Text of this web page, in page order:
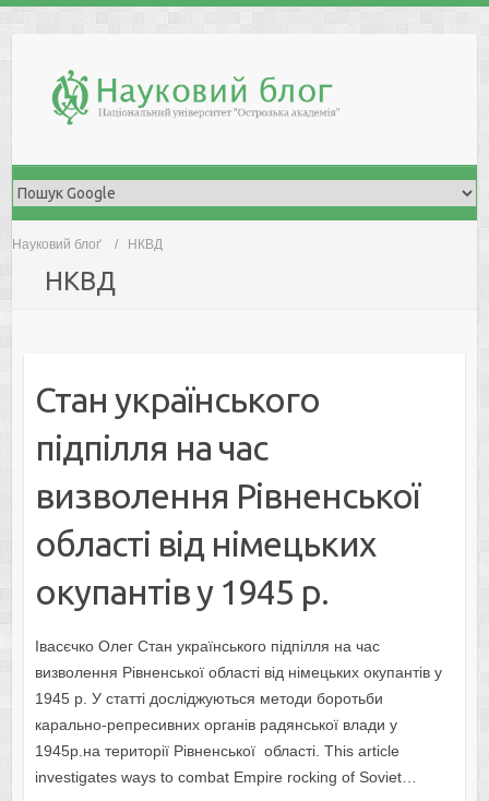
Науковий блоґ НКВД
НКВД
Стан українського
підпілля на час
визволення Рівненської
області від німецьких
окупантів у 1945 р.
Івасєчко Олег Стан українського підпілля на час
визволення Рівненської області від німецьких окупантів у
1945 р. У статті досліджуються методи боротьби
карально-репресивних органів радянської влади у
1945р.на території Рівненської області. This article
investigates ways to combat Empire rocking of Soviet…